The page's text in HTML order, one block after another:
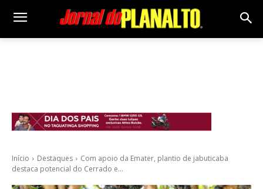
Início Destaques
Com apoio da Emater, plantio de jabuticaba
destaca potencial do Cerrado e...